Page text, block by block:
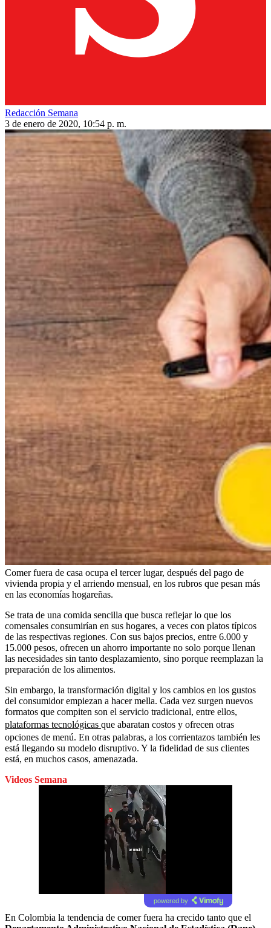
Redacción Semana
3 de enero de 2020, 10:54 p. m.
Comer fuera de casa ocupa el tercer lugar, después del pago de
vivienda propia y el arriendo mensual, en los rubros que pesan más
en las economías hogareñas.
Se trata de una comida sencilla que busca reflejar lo que los
comensales consumirían en sus hogares, a veces con platos típicos
de las respectivas regiones. Con sus bajos precios, entre 6.000 y
15.000 pesos, ofrecen un ahorro importante no solo porque llenan
las necesidades sin tanto desplazamiento, sino porque reemplazan la
preparación de los alimentos.
Sin embargo, la transformación digital y los cambios en los gustos
del consumidor empiezan a hacer mella. Cada vez surgen nuevos
formatos que compiten son el servicio tradicional, entre ellos,
plataformas tecnológicas que abaratan costos y ofrecen otras
opciones de menú. En otras palabras, a los corrientazos también les
está llegando su modelo disruptivo. Y la fidelidad de sus clientes
está, en muchos casos, amenazada.
Videos Semana
powered by
En Colombia la tendencia de comer fuera ha crecido tanto que el